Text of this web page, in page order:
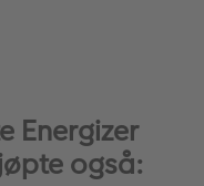
Energizer
også: